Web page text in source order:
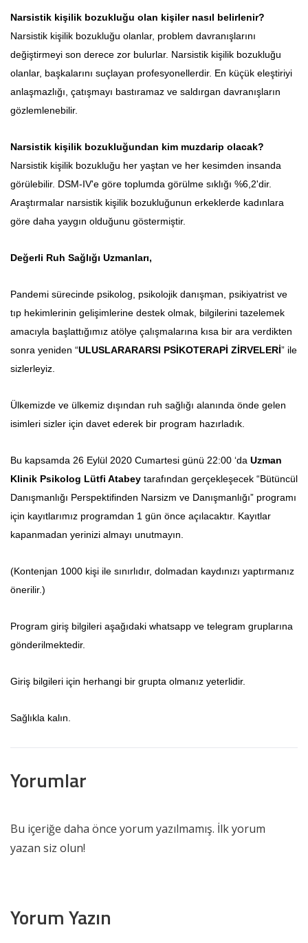
Narsistik kişilik bozukluğu olan kişiler nasıl belirlenir?
Narsistik kişilik bozukluğu olanlar, problem davranışlarını
değiştirmeyi son derece zor bulurlar. Narsistik kişilik bozukluğu
olanlar, başkalarını suçlayan profesyonellerdir. En küçük eleştiriyi
anlaşmazlığı, çatışmayı bastıramaz ve saldırgan davranışların
gözlemlenebilir.
Narsistik kişilik bozukluğundan kim muzdarip olacak?
Narsistik kişilik bozukluğu her yaştan ve her kesimden insanda
görülebilir. DSM-IV'e göre toplumda görülme sıklığı %6,2'dir.
Araştırmalar narsistik kişilik bozukluğunun erkeklerde kadınlara
göre daha yaygın olduğunu göstermiştir.
Değerli Ruh Sağlığı Uzmanları,
Pandemi sürecinde psikolog, psikolojik danışman, psikiyatrist ve
tıp hekimlerinin gelişimlerine destek olmak, bilgilerini tazelemek
amacıyla başlattığımız atölye çalışmalarına kısa bir ara verdikten
sonra yeniden “ULUSLARARARSI PSİKOTERAPİ ZİRVELERİ” ile
sizlerleyiz.
Ülkemizde ve ülkemiz dışından ruh sağlığı alanında önde gelen
isimleri sizler için davet ederek bir program hazırladık.
Bu kapsamda 26 Eylül 2020 Cumartesi günü 22:00 ‘da Uzman
Klinik Psikolog Lütfi Atabey tarafından gerçekleşecek “Bütüncül
Danışmanlığı Perspektifinden Narsizm ve Danışmanlığı” programı
için kayıtlarımız programdan 1 gün önce açılacaktır. Kayıtlar
kapanmadan yerinizi almayı unutmayın.
(Kontenjan 1000 kişi ile sınırlıdır, dolmadan kaydınızı yaptırmanız
önerilir.)
Program giriş bilgileri aşağıdaki whatsapp ve telegram gruplarına
gönderilmektedir.
Giriş bilgileri için herhangi bir grupta olmanız yeterlidir.
Sağlıkla kalın.
Yorumlar
Bu içeriğe daha önce yorum yazılmamış. İlk yorum
yazan siz olun!
Yorum Yazın